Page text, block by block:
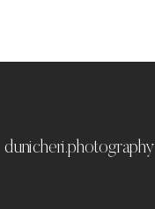
dunicheri.photography